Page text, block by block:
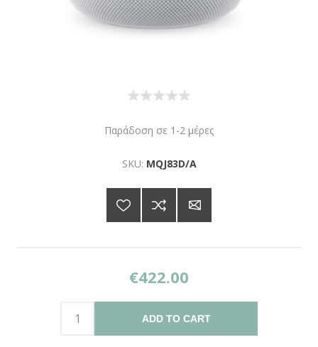
Παράδοση σε 1-2 μέρες
SKU: MQJ83D/A
€422.00
ADD TO CART